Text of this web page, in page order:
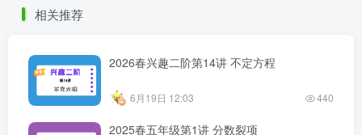
相关推荐
2026春兴趣二阶第14讲 不定方程
6月19日 12:03 440
2025春五年级第1讲 分数裂项